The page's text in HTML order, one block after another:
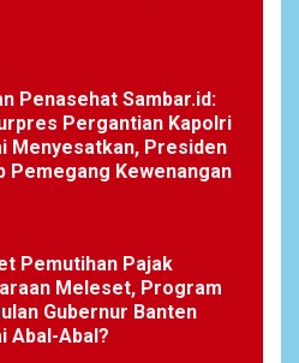
Penasehat Sambar.id:
Pergantian Kapolri
Menyesatkan, Presiden
Pemegang Kewenangan
Pemutihan Pajak
Meleset, Program
Gubernur Banten
Abal-Abal?